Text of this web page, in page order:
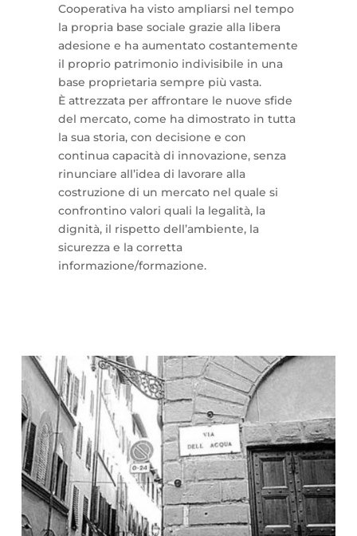
Cooperativa ha visto ampliarsi nel tempo
la propria base sociale grazie alla libera
adesione e ha aumentato costantemente
il proprio patrimonio indivisibile in una
base proprietaria sempre più vasta.
È attrezzata per affrontare le nuove sfide
del mercato, come ha dimostrato in tutta
la sua storia, con decisione e con
continua capacità di innovazione, senza
rinunciare all’idea di lavorare alla
costruzione di un mercato nel quale si
confrontino valori quali la legalità, la
dignità, il rispetto dell’ambiente, la
sicurezza e la corretta
informazione/formazione.